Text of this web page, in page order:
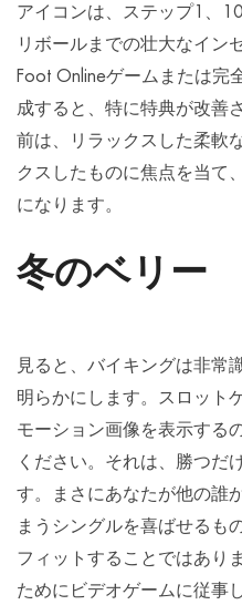
アイコンは、ステップ1、
リボールまでの壮大なイン
Foot Onlineゲームまたは完
成すると、特に特典が改善
前は、リラックスした柔軟
クスしたものに焦点を当て
になります。
冬のベリー
見ると、バイキングは非常
明らかにします。スロット
モーション画像を表示する
ください。それは、勝つだ
す。まさにあなたが他の誰
まうシングルを喜ばせるも
フィットすることではあり
ためにビデオゲームに従事